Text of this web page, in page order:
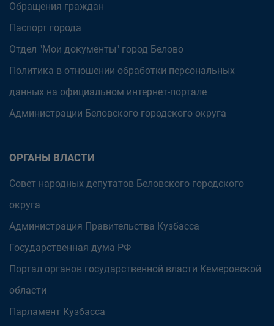
Обращения граждан
Паспорт города
Отдел "Мои документы" город Белово
Политика в отношении обработки персональных
данных на официальном интернет-портале
Администрации Беловского городского округа
ОРГАНЫ ВЛАСТИ
Совет народных депутатов Беловского городского
округа
Администрация Правительства Кузбасса
Государственная дума РФ
Портал органов государственной власти Кемеровской
области
Парламент Кузбасса